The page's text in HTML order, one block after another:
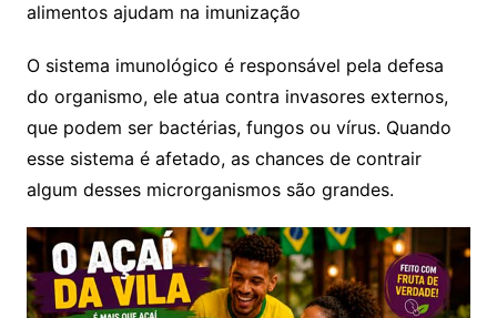
alimentos ajudam na imunização
O sistema imunológico é responsável pela defesa
do organismo, ele atua contra invasores externos,
que podem ser bactérias, fungos ou vírus. Quando
esse sistema é afetado, as chances de contrair
algum desses microrganismos são grandes.